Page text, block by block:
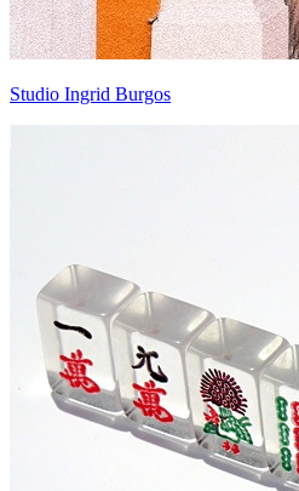
Studio Ingrid Burgos